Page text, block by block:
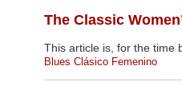
The Classic
This article is, for the time
Blues Clásico Femenino